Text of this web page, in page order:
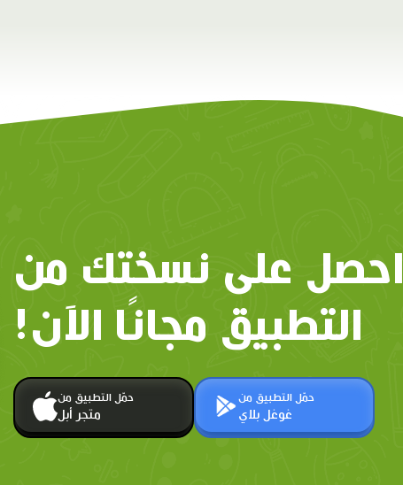
احصل على نسختك من
التطبيق مجانًا الآن!
حمّل التطبيق من
متجر أبل
حمّل التطبيق من
غوغل بلاي